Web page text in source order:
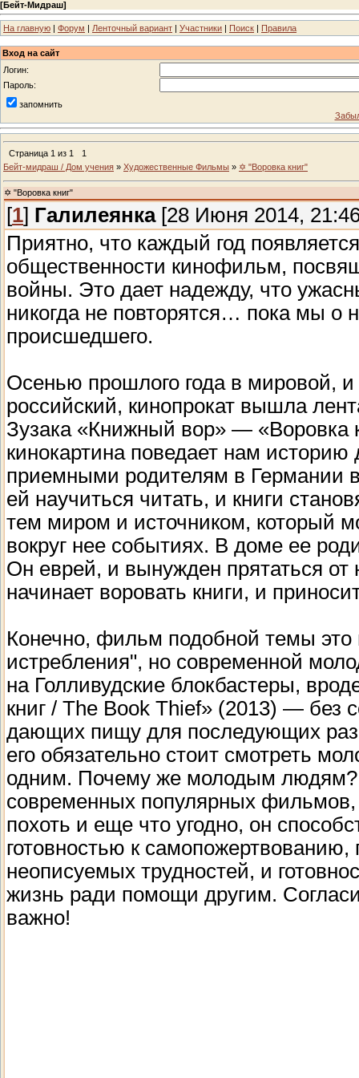
[Бейт-Мидраш]
На главную | Форум | Ленточный вариант | Участники | Поиск | Правила
Вход на сайт
Логин:
Пароль:
запомнить
Страница 1 из 1
1
Бейт-мидраш / Дом учения » Художественные Фильмы » ✡ "Воровка книг"
✡ "Воровка книг"
[1] Галилеянка[28 Июня 2014,
Приятно, что каждый год
общественности кинофильм,
войны. Это дает надежду, что
никогда не повторятся… пока мы о
происшедшего.
Осенью прошлого года в мировой,
российский, кинопрокат вышла
Зузака «Книжный вор» — «Воровка
кинокартина поведает нам историю
приемными родителям в Германии
ей научиться читать, и книги
тем миром и источником, который
вокруг нее событиях. В доме ее
Он еврей, и вынужден прятаться
начинает воровать книги, и
Конечно, фильм подобной темы
истребления", но современной
на Голливудские блокбастеры,
книг / The Book Thief» (2013) —
дающих пищу для последующих
его обязательно стоит смотреть
одним. Почему же молодым людям?
современных популярных
похоть и еще что угодно, он
готовностью к
неописуемых трудностей, и
жизнь ради помощи другим.
важно!